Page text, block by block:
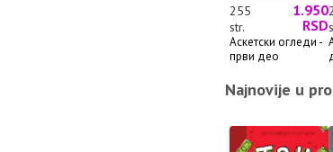
255
str.
1.950
RSD
Аскетски огледи -
први део
Najnovije u